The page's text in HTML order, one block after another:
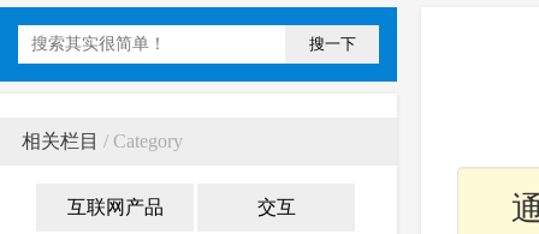
搜一下
相关栏目 / Category
互联网产品 交互